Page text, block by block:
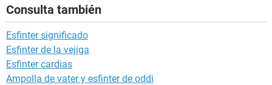
Consulta también
Esfinter significado
Esfinter de la vejiga
Esfinter cardias
Ampolla de vater y esfinter de oddi